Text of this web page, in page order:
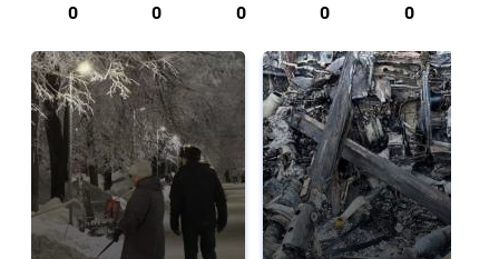
0 0 0 0 0